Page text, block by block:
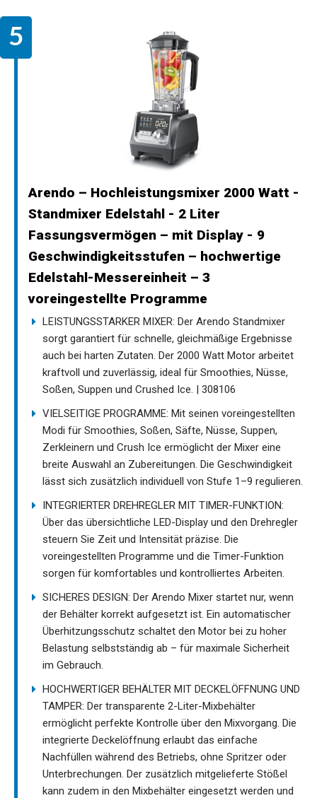
Arendo – Hochleistungsmixer 2000 Watt -
Standmixer Edelstahl - 2 Liter
Fassungsvermögen – mit Display - 9
Geschwindigkeitsstufen – hochwertige
Edelstahl-Messereinheit – 3
voreingestellte Programme
LEISTUNGSSTARKER MIXER: Der Arendo Standmixer
sorgt garantiert für schnelle, gleichmäßige Ergebnisse
auch bei harten Zutaten. Der 2000 Watt Motor arbeitet
kraftvoll und zuverlässig, ideal für Smoothies, Nüsse,
Soßen, Suppen und Crushed Ice. | 308106
VIELSEITIGE PROGRAMME: Mit seinen voreingestellten
Modi für Smoothies, Soßen, Säfte, Nüsse, Suppen,
Zerkleinern und Crush Ice ermöglicht der Mixer eine
breite Auswahl an Zubereitungen. Die Geschwindigkeit
lässt sich zusätzlich individuell von Stufe 1–9 regulieren.
INTEGRIERTER DREHREGLER MIT TIMER-FUNKTION:
Über das übersichtliche LED-Display und den Drehregler
steuern Sie Zeit und Intensität präzise. Die
voreingestellten Programme und die Timer-Funktion
sorgen für komfortables und kontrolliertes Arbeiten.
SICHERES DESIGN: Der Arendo Mixer startet nur, wenn
der Behälter korrekt aufgesetzt ist. Ein automatischer
Überhitzungsschutz schaltet den Motor bei zu hoher
Belastung selbstständig ab – für maximale Sicherheit
im Gebrauch.
HOCHWERTIGER BEHÄLTER MIT DECKELÖFFNUNG UND
TAMPER: Der transparente 2-Liter-Mixbehälter
ermöglicht perfekte Kontrolle über den Mixvorgang. Die
integrierte Deckelöffnung erlaubt das einfache
Nachfüllen während des Betriebs, ohne Spritzer oder
Unterbrechungen. Der zusätzlich mitgelieferte Stößel
kann zudem in den Mixbehälter eingesetzt werden und